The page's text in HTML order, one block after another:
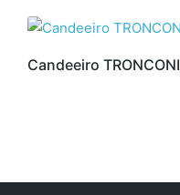
Candeeiro TRONCONI